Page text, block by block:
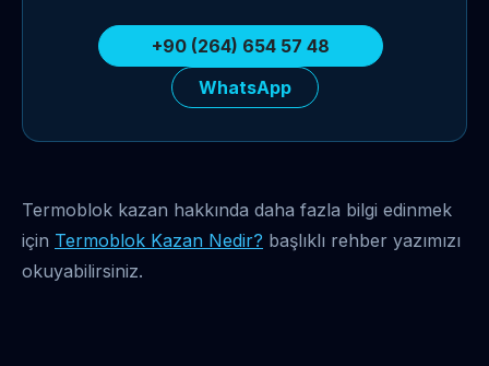
+90 (264) 654 57 48
WhatsApp
Termoblok kazan hakkında daha fazla bilgi edinmek
için Termoblok Kazan Nedir? başlıklı rehber yazımızı
okuyabilirsiniz.